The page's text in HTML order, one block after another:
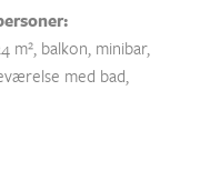
m², balkon, minibar,
med bad,